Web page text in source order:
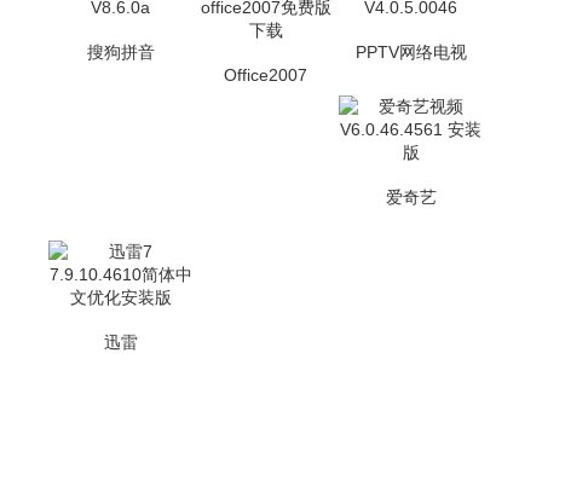
搜狗拼音
Office2007
PPTV网络电视
爱奇艺
迅雷